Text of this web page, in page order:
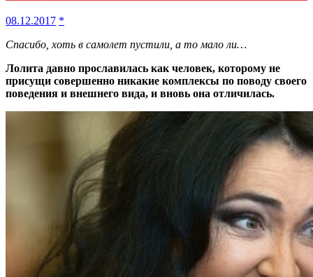
08.12.2017 *
Спасибо, хоть в самолет пустили, а то мало ли…
Лолита давно прославилась как человек, которому не
присущи совершенно никакие комплексы по поводу своего
поведения и внешнего вида, и вновь она отличилась.